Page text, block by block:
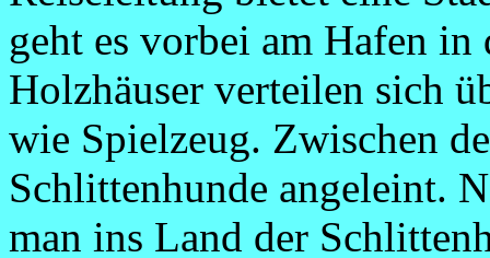
geht es vorbei am Hafen
Holzhäuser verteilen sich
wie Spielzeug. Zwischen
Schlittenhunde angeleint.
man ins Land der